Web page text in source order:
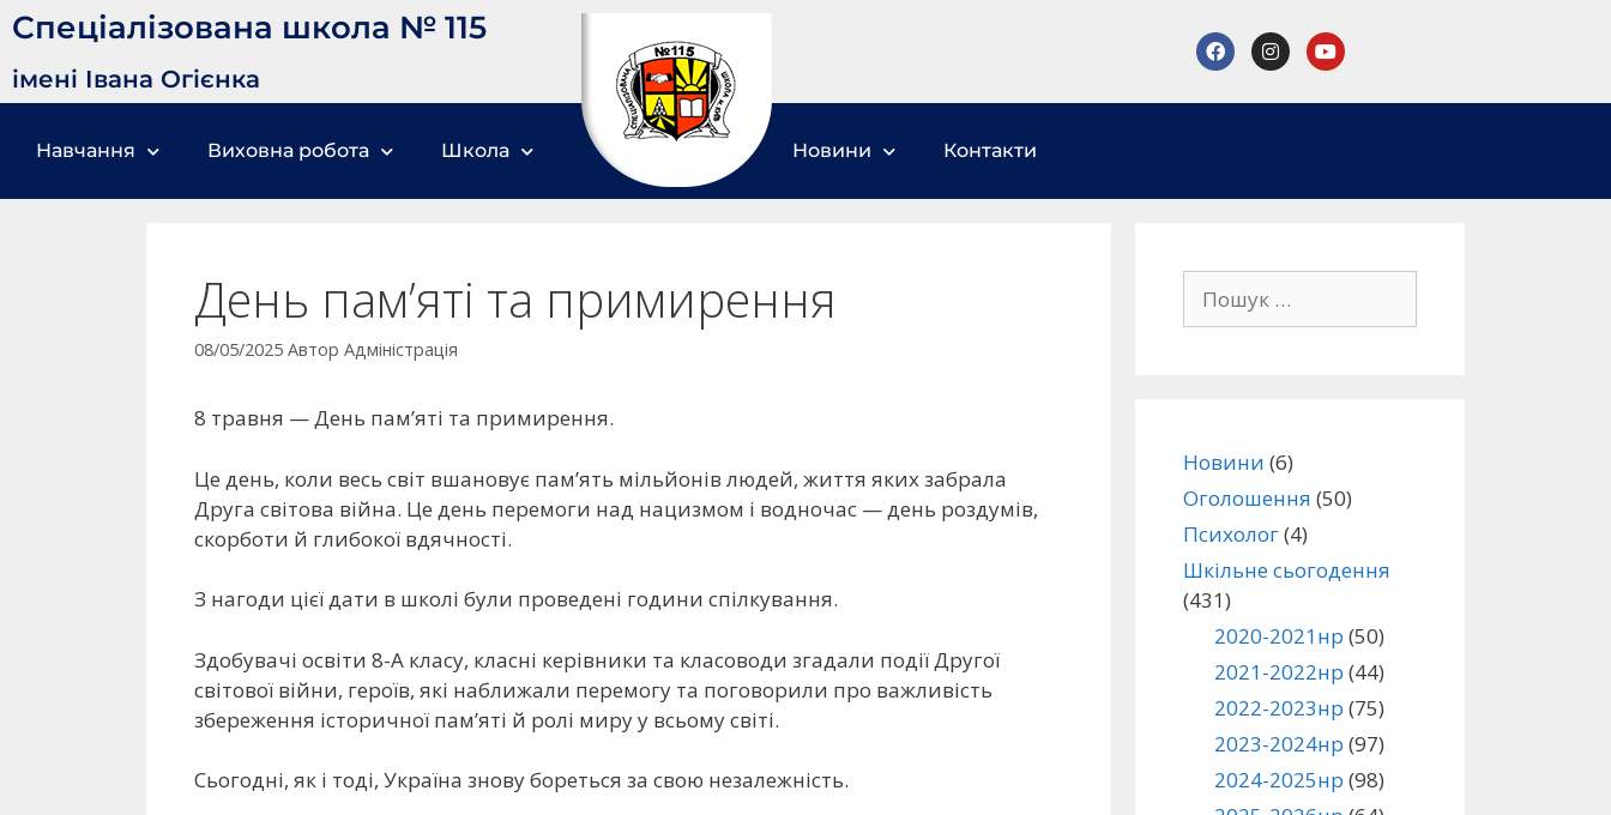
Спеціалізована школа № 115
імені Івана Огієнка
Навчання Виховна робота Школа Новини Контакти
День пам’яті та примирення
08/05/2025 Автор Адміністрація
8 травня — День пам’яті та примирення.
Це день, коли весь світ вшановує пам’ять мільйонів людей, життя яких забрала
Друга світова війна. Це день перемоги над нацизмом і водночас — день роздумів,
скорботи й глибокої вдячності.
З нагоди цієї дати в школі були проведені години спілкування.
Здобувачі освіти 8-А класу, класні керівники та класоводи згадали події Другої
світової війни, героїв, які наближали перемогу та поговорили про важливість
збереження історичної пам’яті й ролі миру у всьому світі.
Сьогодні, як і тоді, Україна знову бореться за свою незалежність.
Новини (6)
Оголошення (50)
Психолог(4)
Шкільне сьогодення
(431)
2020-2021нр (50)
2021-2022нр (44)
2022-2023нр (75)
2023-2024нр (97)
2024-2025нр (98)